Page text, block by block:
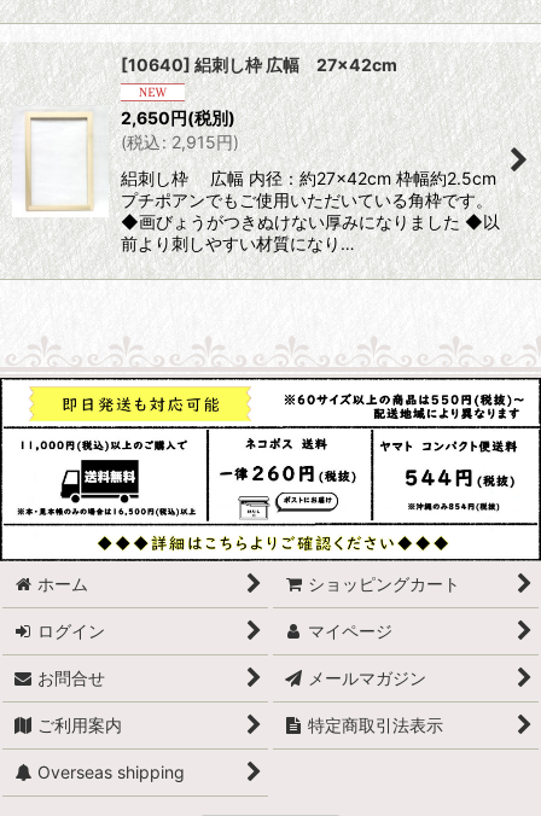
[10640] 絽刺し枠 広幅 27×42cm
2,650円(税別)
(税込: 2,915円)
絽刺し枠 広幅 内径：約27×42cm 枠幅約2.5cm
プチポアンでもご使用いただいている角枠です。
◆画びょうがつきぬけない厚みになりました ◆以
前より刺しやすい材質になり…
ホーム ショッピングカート
ログイン マイページ
お問合せ メールマガジン
ご利用案内 特定商取引法表示
Overseas shipping